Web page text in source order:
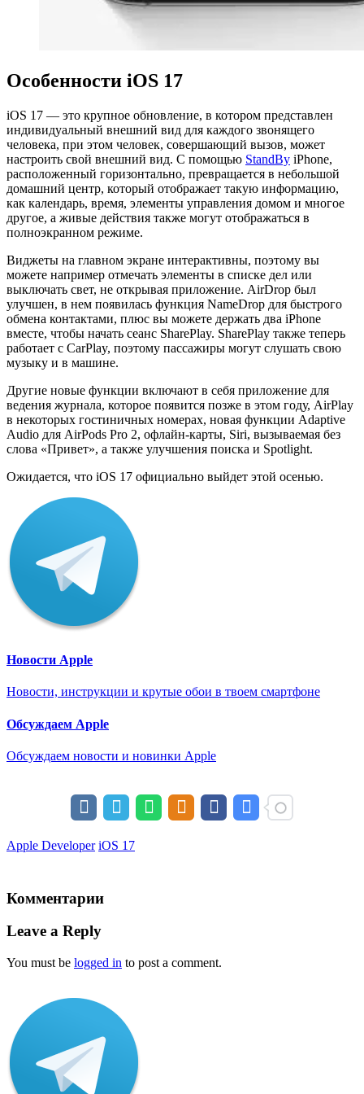
Особенности iOS 17
‌iOS 17‌ — это крупное обновление, в котором представлен
индивидуальный внешний вид для каждого звонящего
человека, при этом человек, совершающий вызов, может
настроить свой внешний вид. С помощью StandBy iPhone,
расположенный горизонтально, превращается в небольшой
домашний центр, который отображает такую ​​информацию,
как календарь, время, элементы управления домом и многое
другое, а живые действия также могут отображаться в
полноэкранном режиме.
Виджеты на главном экране интерактивны, поэтому вы
можете например отмечать элементы в списке дел или
выключать свет, не открывая приложение. AirDrop был
улучшен, в нем появилась функция NameDrop для быстрого
обмена контактами, плюс вы можете держать два iPhone
вместе, чтобы начать сеанс SharePlay. SharePlay также теперь
работает с CarPlay, поэтому пассажиры могут слушать свою
музыку и в машине.
Другие новые функции включают в себя приложение для
ведения журнала, которое появится позже в этом году, AirPlay
в некоторых гостиничных номерах, новая функции Adaptive
Audio для AirPods Pro 2, офлайн-карты, Siri, вызываемая без
слова «Привет», а также улучшения поиска и Spotlight.
Ожидается, что iOS 17 официально выйдет этой осенью.
Новости Apple
Новости, инструкции и крутые обои в твоем смартфоне
Обсуждаем Apple
Обсуждаем новости и новинки Apple
Apple Developer iOS 17
Комментарии
Leave a Reply
You must be logged in to post a comment.